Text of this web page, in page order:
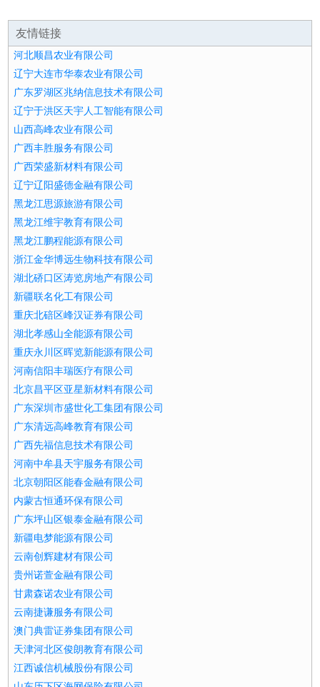
友情链接
河北顺昌农业有限公司
辽宁大连市华泰农业有限公司
广东罗湖区兆纳信息技术有限公司
辽宁于洪区天宇人工智能有限公司
山西高峰农业有限公司
广西丰胜服务有限公司
广西荣盛新材料有限公司
辽宁辽阳盛德金融有限公司
黑龙江思源旅游有限公司
黑龙江维宇教育有限公司
黑龙江鹏程能源有限公司
浙江金华博远生物科技有限公司
湖北硚口区涛览房地产有限公司
新疆联名化工有限公司
重庆北碚区峰汉证券有限公司
湖北孝感山全能源有限公司
重庆永川区晖览新能源有限公司
河南信阳丰瑞医疗有限公司
北京昌平区亚星新材料有限公司
广东深圳市盛世化工集团有限公司
广东清远高峰教育有限公司
广西先福信息技术有限公司
河南中牟县天宇服务有限公司
北京朝阳区能春金融有限公司
内蒙古恒通环保有限公司
广东坪山区银泰金融有限公司
新疆电梦能源有限公司
云南创辉建材有限公司
贵州诺萱金融有限公司
甘肃森诺农业有限公司
云南捷谦服务有限公司
澳门典雷证券集团有限公司
天津河北区俊朗教育有限公司
江西诚信机械股份有限公司